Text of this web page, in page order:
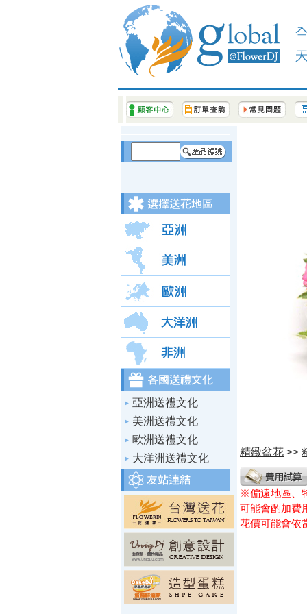
亞洲送禮文化
美洲送禮文化
歐洲送禮文化
大洋洲送禮文化
精緻盆花 >>
※偏遠地區、
可能會酌加費
花價可能會依